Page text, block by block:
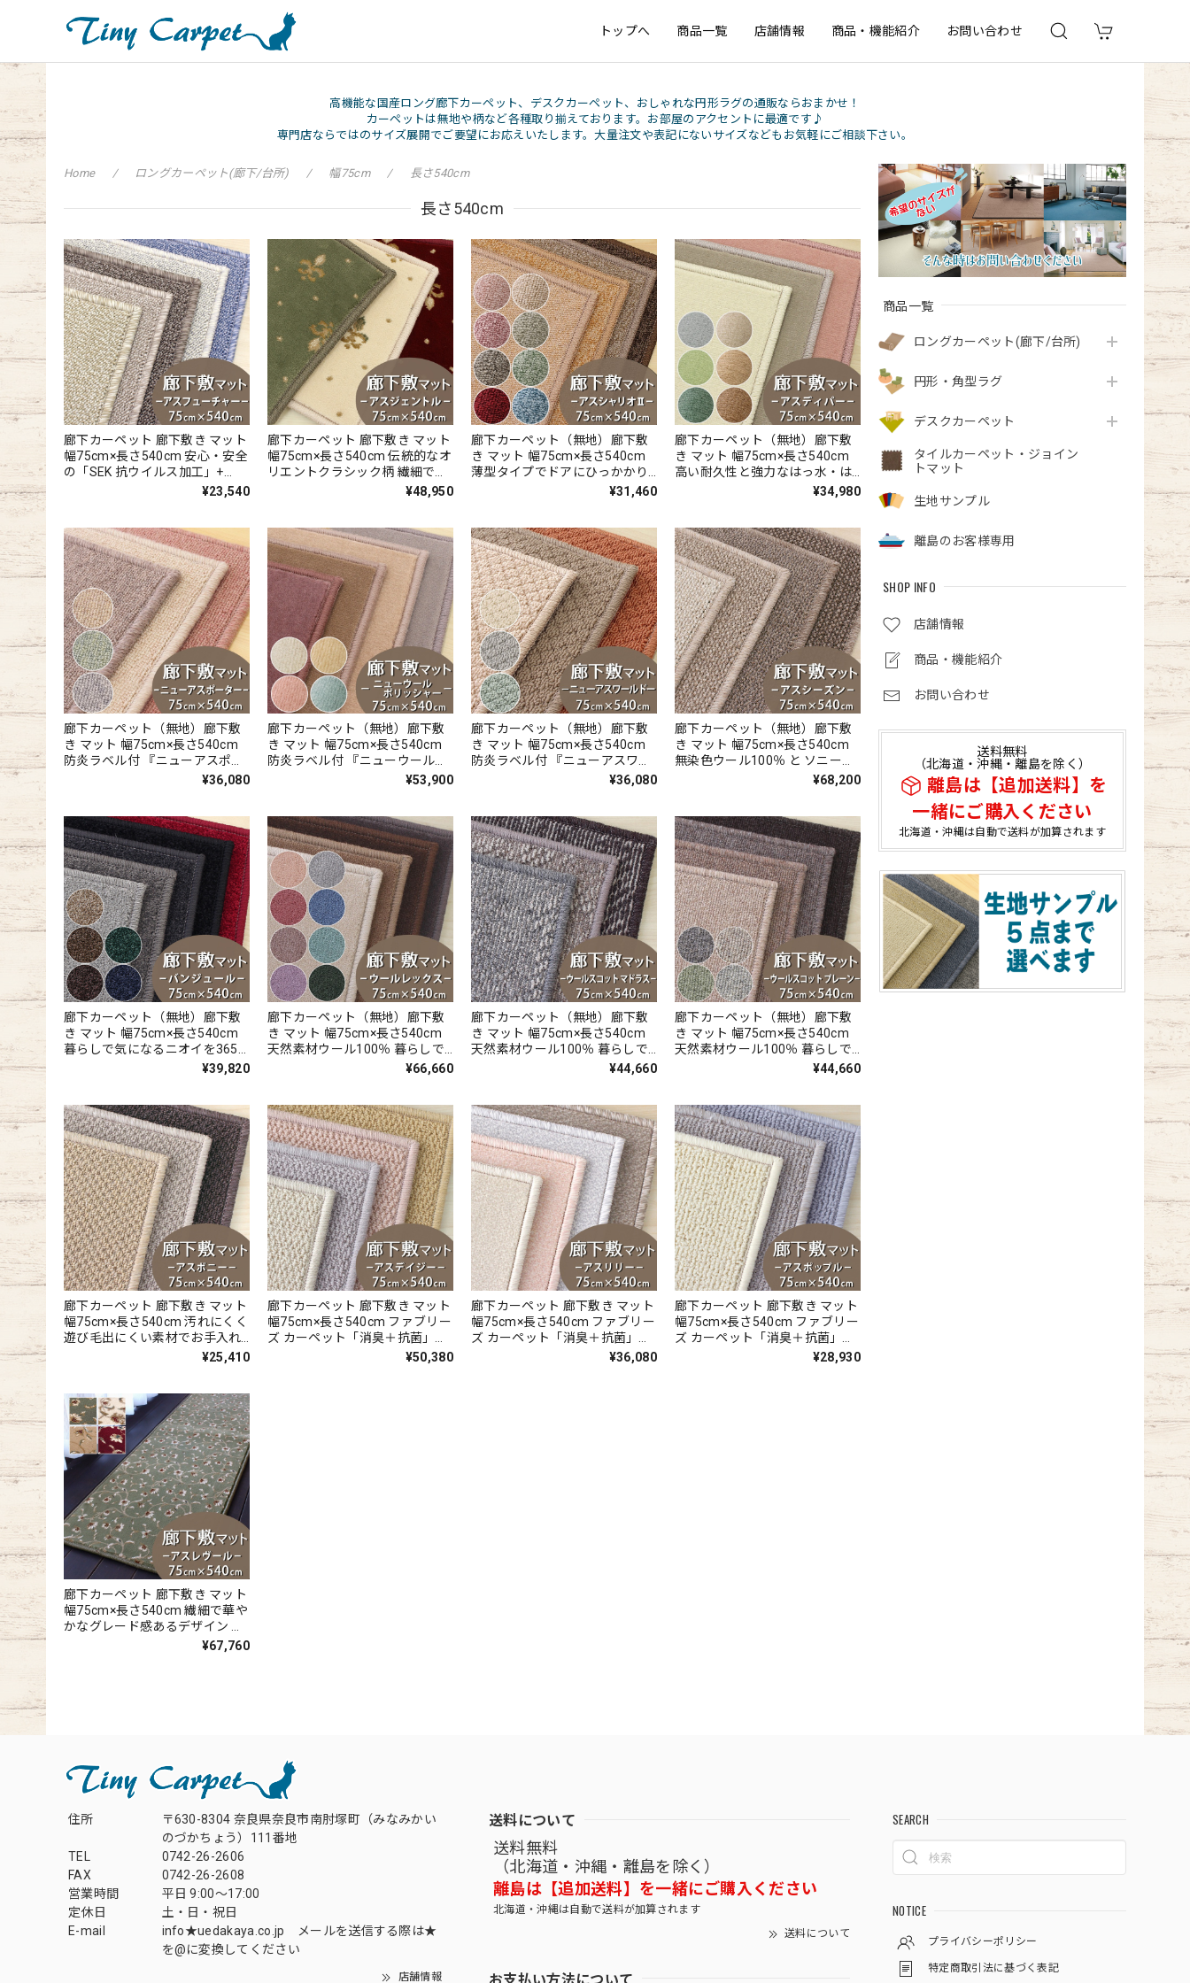
トップへ 商品一覧 店舗情報 商品・機能紹介 お問い合わせ
高機能な国産ロング廊下カーペット、デスクカーペット、おしゃれな円形ラグの通販ならおまかせ！
カーペットは無地や柄など各種取り揃えております。お部屋のアクセントに最適です♪
専門店ならではのサイズ展開でご要望にお応えいたします。大量注文や表記にないサイズなどもお気軽にご相談下さい。
商品一覧
ロングカーペット(廊下/台所)
円形・角型ラグ
デスクカーペット
タイルカーペット・ジョイン
トマット
生地サンプル
離島のお客様専用
SHOP INFO
店舗情報
商品・機能紹介
お問い合わせ
送料無料
（北海道・沖縄・離島を除く）
離島は【追加送料】を
一緒にご購入ください
北海道・沖縄は自動で送料が加算されます
Home ロングカーペット(廊下/台所) 幅75cm 長さ540cm
長さ540cm
廊下カーペット 廊下敷き マット
幅75cm×長さ540cm 安心・安全
の「SEK 抗ウイルス加工」+
「SEK 制菌加工」雰囲気のある
ー/FUT』
¥23,540
廊下カーペット 廊下敷き マット
幅75cm×長さ540cm 伝統的なオ
リエントクラシック柄 繊細で華
やかなグレード感あるデザイン
ベル付『アスジェントル/GNT』
¥48,950
廊下カーペット（無地）廊下敷
き マット 幅75cm×長さ540cm
薄型タイプでドアにひっかかり
にくい！高い耐久性と強力なは
2/CRO』
¥31,460
廊下カーペット（無地）廊下敷
き マット 幅75cm×長さ540cm
高い耐久性と強力なはっ水・は
つ油性の防汚 ナイロンカーペッ
¥34,980
廊下カーペット（無地）廊下敷
き マット 幅75cm×長さ540cm
防炎ラベル付 『ニューアスポー
ター / NPT』 ラグ 日本製¥36,080
廊下カーペット（無地）廊下敷
き マット 幅75cm×長さ540cm
防炎ラベル付 『ニューウールポ
リッシャー / NWL』 ラグ 日本製
¥53,900
廊下カーペット（無地）廊下敷
き マット 幅75cm×長さ540cm
防炎ラベル付 『ニューアスワー
ルド / NWR』 ラグ 日本製¥36,080
廊下カーペット（無地）廊下敷
き マット 幅75cm×長さ540cm
無染色ウール100％ と ソニーグ
ループが開発した新素材を使用
ン/SZN』
¥68,200
廊下カーペット（無地）廊下敷
き マット 幅75cm×長さ540cm
暮らしで気になるニオイを365
日サイクル消臭！ 「トリプルフ
付『バンジュール/BJ』
¥39,820
廊下カーペット（無地）廊下敷
き マット 幅75cm×長さ540cm
天然素材ウール100％ 暮らしで
気になるニオイを365日サイク
無地 全10色 防炎ラベル付『ウー
ルレックス/WR』
¥66,660
廊下カーペット（無地）廊下敷
き マット 幅75cm×長さ540cm
天然素材ウール100％ 暮らしで
気になるニオイを365日サイク
全3色 防炎ラベル付『ウールス
コット マドラス/WS-M』
¥44,660
廊下カーペット（無地）廊下敷
き マット 幅75cm×長さ540cm
天然素材ウール100％ 暮らしで
気になるニオイを365日サイク
無地 全8色 防炎ラベル付『ウー
ルスコット プレーン/WS-P』
¥44,660
廊下カーペット 廊下敷き マット
幅75cm×長さ540cm 汚れにくく
遊び毛出にくい素材でお手入れ
しやすい♪ 波紋のような上質感
『アスボニー/BNI』
¥25,410
廊下カーペット 廊下敷き マット
幅75cm×長さ540cm ファブリー
ズ カーペット「消臭＋抗菌」の
ダブル効果でイヤな臭いの元を
¥50,380
廊下カーペット 廊下敷き マット
幅75cm×長さ540cm ファブリー
ズ カーペット「消臭＋抗菌」の
ダブル効果でイヤな臭いの元を
¥36,080
廊下カーペット 廊下敷き マット
幅75cm×長さ540cm ファブリー
ズ カーペット「消臭＋抗菌」の
ダブル効果でイヤな臭いの元を
¥28,930
廊下カーペット 廊下敷き マット
幅75cm×長さ540cm 繊細で華や
かなグレード感あるデザイン 高
密度で耐久性に優れたウィルト
¥67,760
住所
〒630-8304 奈良県奈良市南肘塚町（みなみかい
のづかちょう）111番地
TEL
0742-26-2606
FAX
0742-26-2608
営業時間
平日 9:00～17:00
定休日
土・日・祝日
E-mail
info★uedakaya.co.jp メールを送信する際は★
を@に変換してください
店舗情報
送料について
送料無料
（北海道・沖縄・離島を除く）
離島は【追加送料】を一緒にご購入ください
北海道・沖縄は自動で送料が加算されます
送料について
お支払い方法について
SEARCH
NOTICE
プライバシーポリシー
特定商取引法に基づく表記